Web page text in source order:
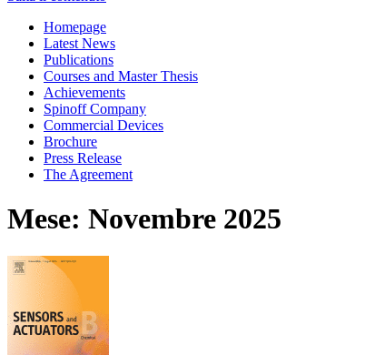
Homepage
Latest News
Publications
Courses and Master Thesis
Achievements
Spinoff Company
Commercial Devices
Brochure
Press Release
The Agreement
Mese: Novembre 2025